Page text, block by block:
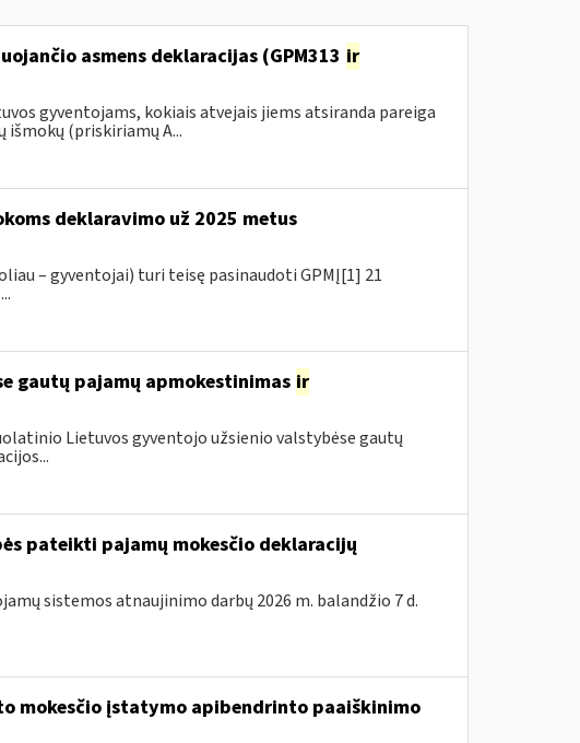
asmens deklaracijas (GPM313 ir
gyventojams, kokiais atvejais jiems atsiranda pareiga
(priskiriamų A...
deklaravimo už 2025 metus
– gyventojai) turi teisę pasinaudoti GPMĮ[1] 21
...
gautų pajamų apmokestinimas ir
Lietuvos gyventojo užsienio valstybėse gautų
pateikti pajamų mokesčio deklaracijų
sistemos atnaujinimo darbų 2026 m. balandžio 7 d.
mokesčio įstatymo apibendrinto paaiškinimo